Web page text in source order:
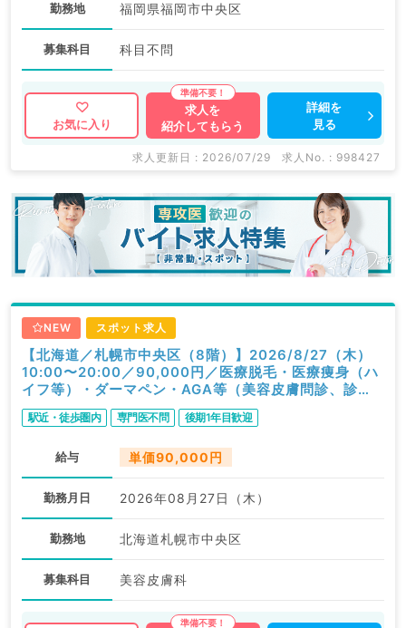
勤務地 福岡県福岡市中央区
募集科目 科目不問
お気に入り
求人を
紹介してもらう
詳細を
見る
求人更新日 : 2026/07/29 求人No. : 998427
NEW スポット求人
【北海道／札幌市中央区（8階）】2026/8/27（木）
10:00〜20:00／90,000円／医療脱毛・医療痩身（ハ
イフ等）・ダーマペン・AGA等（美容皮膚問診、診
察）／科目不問
駅近・徒歩圏内 専門医不問 後期1年目歓迎
給与 単価90,000円
勤務月日 2026年08月27日（木）
勤務地 北海道札幌市中央区
募集科目 美容皮膚科